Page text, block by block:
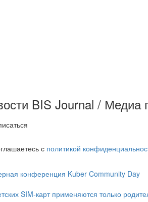
BIS Journal / Медиа
с политикой
конференция Kuber Community Day
SIM-карт применяются только